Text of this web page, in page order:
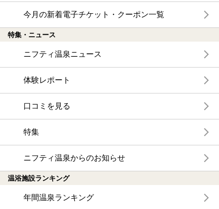
今月の新着電子チケット・クーポン一覧
特集・ニュース
ニフティ温泉ニュース
体験レポート
口コミを見る
特集
ニフティ温泉からのお知らせ
温浴施設ランキング
年間温泉ランキング